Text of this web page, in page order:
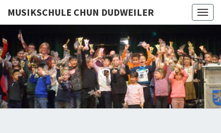
MUSIKSCHULE CHUN DUDWEILER